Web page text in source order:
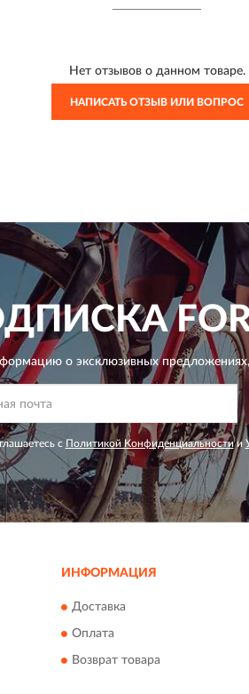
Нет отзывов о данном товаре.
НАПИСАТЬ ОТЗЫВ ИЛИ ВОПРОС
о эксклюзивных предложениях,
с Политикой Конфиденциальности и
ИНФОРМАЦИЯ
Доставка
Оплата
Возврат товара